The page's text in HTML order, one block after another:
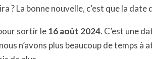
? La bonne nouvelle, c’est que la
sortir le16 août 2024. C’est une
n’avons plus beaucoup de temps